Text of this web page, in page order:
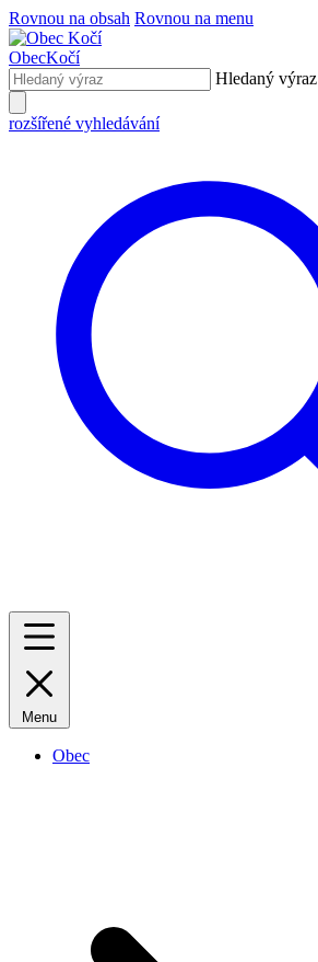
Rovnou na obsah Rovnou na menu
ObecKočí
Hledaný výraz
rozšířené vyhledávání
Menu
Obec